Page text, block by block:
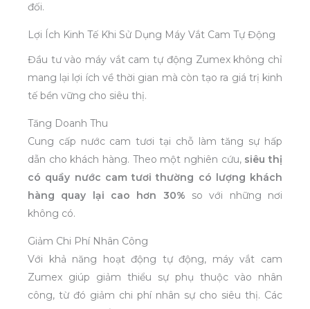
đối.
Lợi Ích Kinh Tế Khi Sử Dụng Máy Vắt Cam Tự Động
Đầu tư vào máy vắt cam tự động Zumex không chỉ
mang lại lợi ích về thời gian mà còn tạo ra giá trị kinh
tế bền vững cho siêu thị.
Tăng Doanh Thu
Cung cấp nước cam tươi tại chỗ làm tăng sự hấp
dẫn cho khách hàng. Theo một nghiên cứu, siêu thị
có quầy nước cam tươi thường có lượng khách
hàng quay lại cao hơn 30% so với những nơi
không có.
Giảm Chi Phí Nhân Công
Với khả năng hoạt động tự động, máy vắt cam
Zumex giúp giảm thiểu sự phụ thuộc vào nhân
công, từ đó giảm chi phí nhân sự cho siêu thị. Các